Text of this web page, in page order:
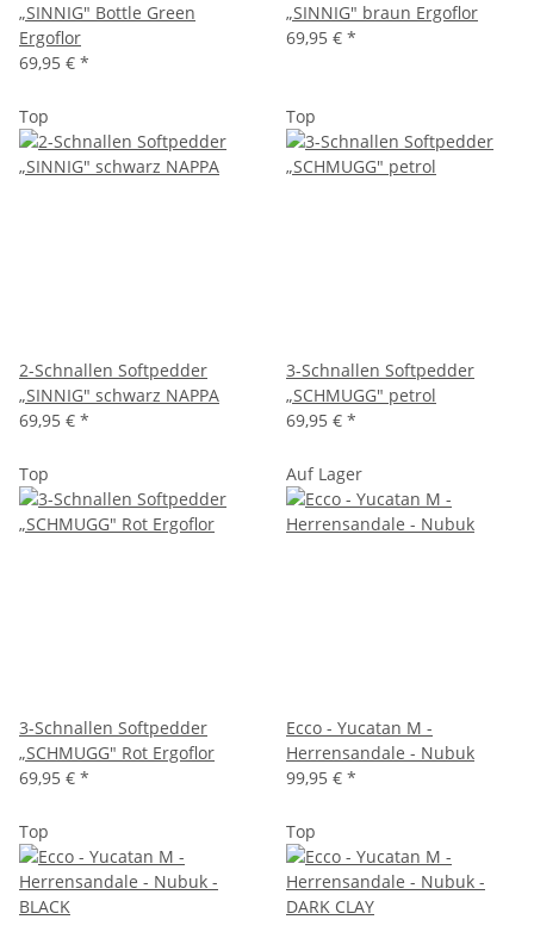
„SINNIG" Bottle Green
Ergoflor
69,95 € *
„SINNIG" braun Ergoflor
69,95 € *
Top
2-Schnallen Softpedder
„SINNIG" schwarz NAPPA
69,95 € *
Top
3-Schnallen Softpedder
„SCHMUGG" petrol
69,95 € *
Top
3-Schnallen Softpedder
„SCHMUGG" Rot Ergoflor
69,95 € *
Auf Lager
Ecco - Yucatan M -
Herrensandale - Nubuk
99,95 € *
Top Top